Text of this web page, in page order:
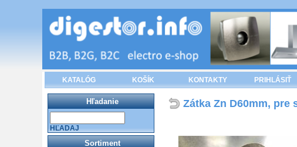
KATALÓG KOŠÍK KONTAKTY PRIHLÁSIŤ
Zátka Zn D60mm, pre
Hľadanie
HĽADAJ
Sortiment